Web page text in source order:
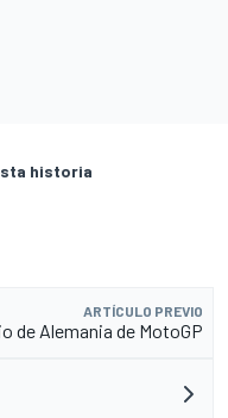
historia
ARTÍCULO PREVIO
de Alemania de MotoGP